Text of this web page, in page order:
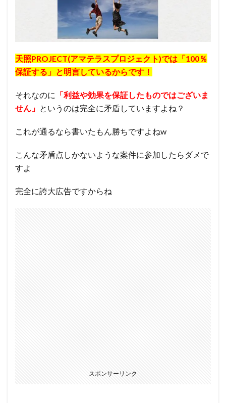
天照PROJECT(アマテラスプロジェクト)では「100％
保証する」と明言しているからです！
それなのに 「利益や効果を保証したものではございま
せん」 というのは完全に矛盾していますよね？
これが通るなら書いたもん勝ちですよねw
こんな矛盾点しかないような案件に参加したらダメで
すよ
完全に誇大広告ですからね
スポンサーリンク